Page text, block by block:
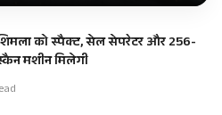
को स्पैक्ट, सेल सेपरेटर और 256-
मशीन मिलेगी